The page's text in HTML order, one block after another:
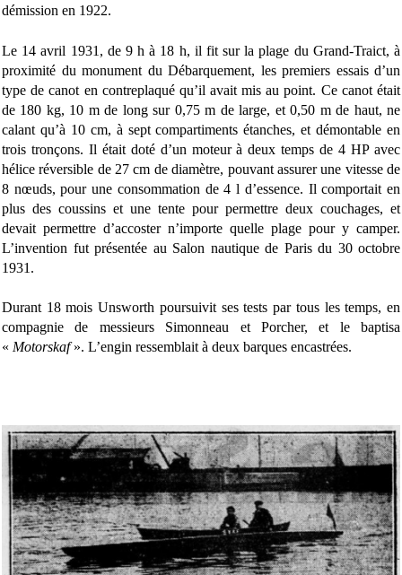
démission en 1922.
Le 14 avril 1931, de 9 h à 18 h, il fit sur la plage du Grand-Traict, à
proximité du monument du Débarquement, les premiers essais d’un
type de canot en contreplaqué qu’il avait mis au point. Ce canot était
de 180 kg, 10 m de long sur 0,75 m de large, et 0,50 m de haut, ne
calant qu’à 10 cm, à sept compartiments étanches, et démontable en
trois tronçons. Il était doté d’un moteur à deux temps de 4 HP avec
hélice réversible de 27 cm de diamètre, pouvant assurer une vitesse de
8 nœuds, pour une consommation de 4 l d’essence. Il comportait en
plus des coussins et une tente pour permettre deux couchages, et
devait permettre d’accoster n’importe quelle plage pour y camper.
L’invention fut présentée au Salon nautique de Paris du 30 octobre
1931.
Durant 18 mois Unsworth poursuivit ses tests par tous les temps, en
compagnie de messieurs Simonneau et Porcher, et le baptisa
« Motorskaf». L’engin ressemblait à deux barques encastrées.